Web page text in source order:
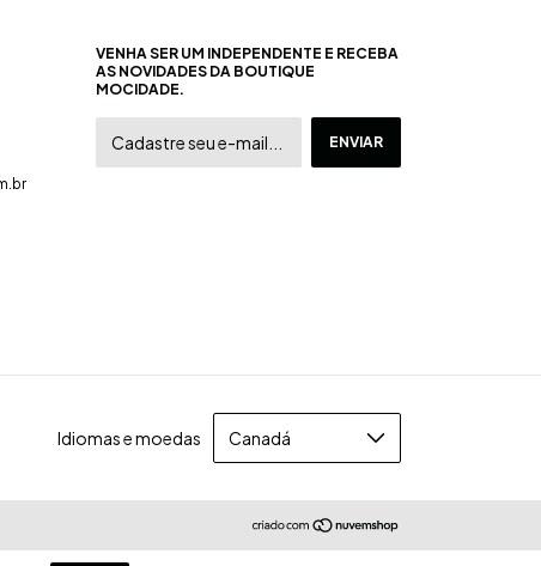
VENHA SER UM INDEPENDENTE E RECEBA
AS NOVIDADES DA BOUTIQUE
MOCIDADE.
Idiomas e moedas